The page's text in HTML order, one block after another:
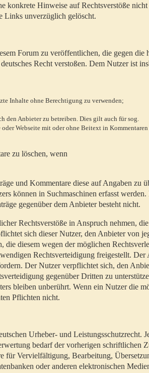
konkrete Hinweise auf Rechtsverstöße nicht
Links unverzüglich gelöscht.
Forum zu veröffentlichen, die gegen die
Recht verstoßen. Dem Nutzer ist
Inhalte ohne Berechtigung zu verwenden;
den Anbieter zu betreiben. Dies gilt auch für sog.
Webseite mit oder ohne Beitext in
zu löschen, wenn
und Kommentare diese auf Angaben zu
können in Suchmaschinen erfasst werden.
gegenüber dem Anbieter besteht nicht.
Rechtsverstöße in Anspruch nehmen, die
sich dieser Nutzer, den Anbieter von
diesem wegen der möglichen
Rechtsverteidigung freigestellt. Der
Der Nutzer verpflichtet sich, den
gegenüber Dritten zu
bleiben unberührt. Wenn ein Nutzer die
Pflichten nicht.
Urheber- und Leistungsschutzrecht.
bedarf der vorherigen schriftlichen
für Vervielfältigung, Bearbeitung,
oder anderen elektronischen